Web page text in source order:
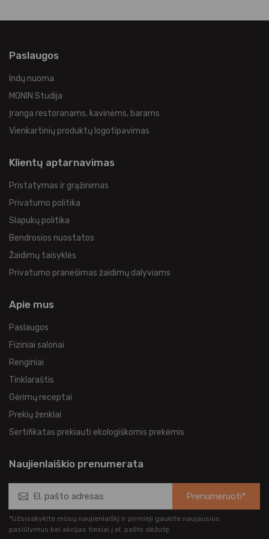
Paslaugos
Indų nuoma
MONIN Studija
Įranga restoranams, kavinėms, barams
Vienkartinių produktų logotipavimas
Klientų aptarnavimas
Pristatymas ir grąžinimas
Privatumo politika
Slapukų politika
Bendrosios nuostatos
Žaidimų taisyklės
Privatumo pranešimas žaidimų dalyviams
Apie mus
Paslaugos
Fiziniai salonai
Renginiai
Tinklaraštis
Gėrimų receptai
Prekių ženklai
Sertifikatas prekiauti ekologiškomis prekėmis
Naujienlaiškio prenumerata
Prenumeruoti*
*Užsisakykite mūsų naujienlaiškį ir pirmieji gaukite naujausius
pasiūlymus bei akcijas tiesiai į el. pašto dėžutę.